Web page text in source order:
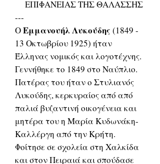
ΕΠΙΦΑΝΕΙΑΣ ΤΗΣ ΘΑΛΑΣΣΗΣ
---
OΕμμανουήλ Λυκούδης (1849 -
13 Οκτωβρίου 1925) ήταν
Έλληνας νομικός και λογοτέχνης.
Γεννήθηκε το 1849 στο Ναύπλιο.
Πατέρας του ήταν ο Στυλιανός
Λυκούδης, κερκυραίος από από
παλιά βυζαντινή οικογένεια και
μητέρα του η Μαρία Κυδωνάκη-
Καλλέργη από την Κρήτη.
Φοίτησε σε σχολεία στη Χαλκίδα
και στον Πειραιά και σπούδασε